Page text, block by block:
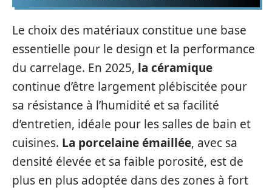
Le choix des matériaux constitue une base
essentielle pour le design et la performance
du carrelage. En 2025, la céramique
continue d’être largement plébiscitée pour
sa résistance à l’humidité et sa facilité
d’entretien, idéale pour les salles de bain et
cuisines. La porcelaine émaillée, avec sa
densité élevée et sa faible porosité, est de
plus en plus adoptée dans des zones à fort